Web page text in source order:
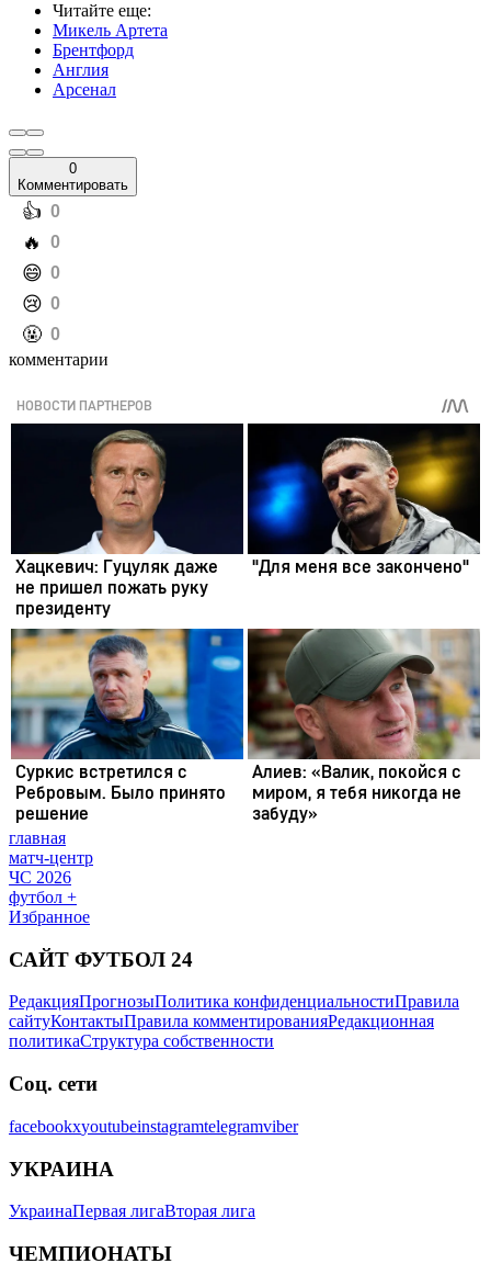
Читайте еще:
Микель Артета
Брентфорд
Англия
Арсенал
0
Комментировать
️👍 0
️🔥 0
️😄 0
️😢 0
️🤬 0
комментарии
главная
матч-центр
ЧС 2026
футбол +
Избранное
САЙТ ФУТБОЛ 24
РедакцияПрогнозыПолитика конфиденциальностиПравила
сайтуКонтактыПравила комментированияРедакционная
политикаСтруктура собственности
Соц. сети
facebookxyoutubeinstagramtelegramviber
УКРАИНА
УкраинаПервая лигаВторая лига
ЧЕМПИОНАТЫ